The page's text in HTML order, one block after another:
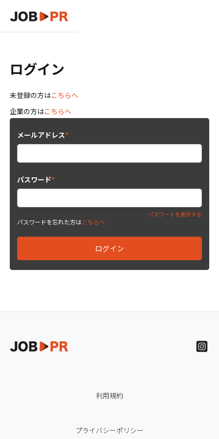
ログイン
未登録の方はこちらへ
企業の方はこちらへ
メールアドレス*
パスワード*
パスワードを表示する
パスワードを忘れた方はこちらへ
利用規約
プライバシーポリシー